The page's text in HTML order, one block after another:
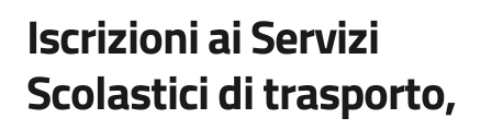
Novità
Menu selezionato
Servizi
Salta al contenuto
Iscrizioni ai Servizi
Scolastici di trasporto,